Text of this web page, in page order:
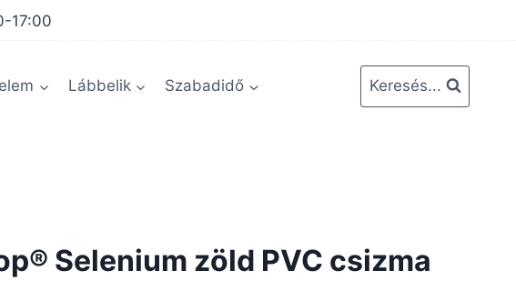
17:00
Lábbelik Szabadidő Keresés...
Selenium zöld PVC csizma